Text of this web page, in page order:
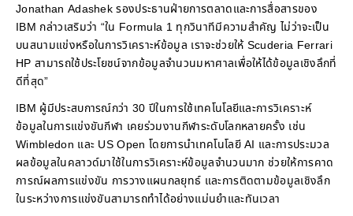
Jonathan Adashek รองประธานฝ่ายการตลาดและการสื่อสารของ
IBM กล่าวเสริมว่า “ใน Formula 1 ทุกวินาทีมีความสำคัญ ไม่ว่าจะเป็น
บนสนามแข่งหรือในการวิเคราะห์ข้อมูล เราจะช่วยให้ Scuderia Ferrari
HP สามารถใช้ประโยชน์จากข้อมูลจำนวนมหาศาลเพื่อให้ได้ข้อมูลเชิงลึกที่
ดีที่สุด”
IBM ผู้มีประสบการณ์กว่า 30 ปีในการใช้เทคโนโลยีและการวิเคราะห์
ข้อมูลในการแข่งขันกีฬา เคยร่วมงานกีฬาระดับโลกหลายครั้ง เช่น
Wimbledon และ US Open โดยการนำเทคโนโลยี AI และการประมวล
ผลข้อมูลในคลาวด์มาใช้ในการวิเคราะห์ข้อมูลจำนวนมาก ช่วยให้การคาด
การณ์ผลการแข่งขัน การวางแผนกลยุทธ์ และการติดตามข้อมูลเชิงลึก
ในระหว่างการแข่งขันสามารถทำได้อย่างแม่นยำและทันเวลา